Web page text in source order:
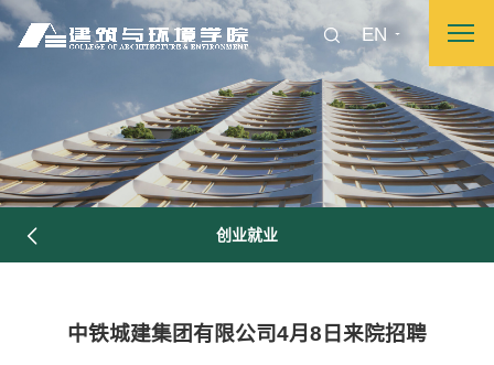
EN
创业就业
中铁城建集团有限公司4月8日来院招聘